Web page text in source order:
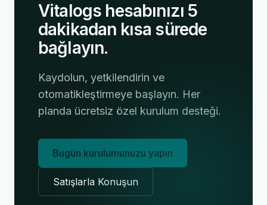
Vitalogs hesabınızı 5
dakikadan kısa sürede
bağlayın.
Kaydolun, yetkilendirin ve
otomatikleştirmeye başlayın. Her
planda ücretsiz özel kurulum desteği.
Bugün kurulumunuzu yapın
Satışlarla Konuşun